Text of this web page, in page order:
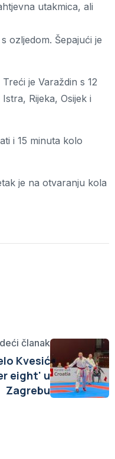
utakmica, ali
ozljedom. Šepajući je
je Varaždin s 12
Rijeka, Osijek i
i 15 minuta kolo
je na otvaranju kola
članak
Kvesić
eight' u
Zagrebu